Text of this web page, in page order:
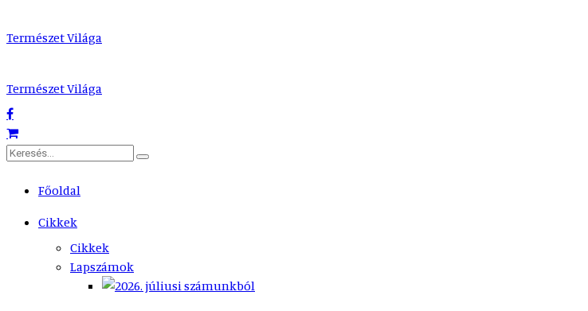
Természet Világa
Természet Világa
Főoldal
Cikkek
Cikkek
Lapszámok